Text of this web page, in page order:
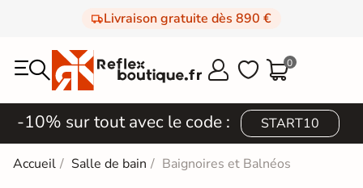
Livraison gratuite dès 890 €
  0
-10% sur tout avec le code : START10
Accueil Salle de bain Baignoires et Balnéos